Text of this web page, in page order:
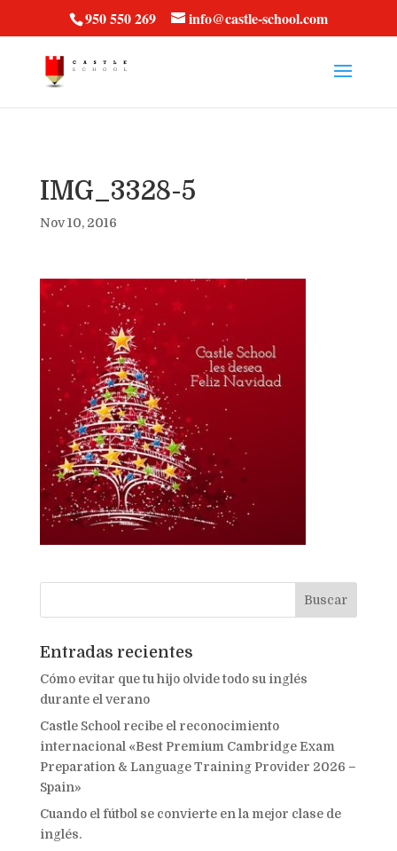
950 550 269 info@castle-school.com
IMG_3328-5
Nov 10, 2016
Entradas recientes
Cómo evitar que tu hijo olvide todo su inglés
durante el verano
Castle School recibe el reconocimiento
internacional «Best Premium Cambridge Exam
Preparation & Language Training Provider 2026 –
Spain»
Cuando el fútbol se convierte en la mejor clase de
inglés.